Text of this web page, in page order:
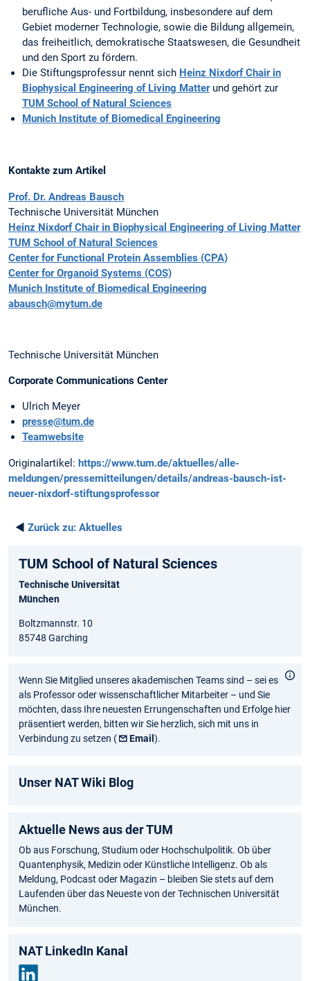
berufliche Aus- und Fortbildung, insbesondere auf dem
Gebiet moderner Technologie, sowie die Bildung allgemein,
das freiheitlich, demokratische Staatswesen, die Gesundheit
und den Sport zu fördern.
Die Stiftungsprofessur nennt sich Heinz Nixdorf Chair in
Biophysical Engineering of Living Matterund gehört zur
TUM School of Natural Sciences
Munich Institute of Biomedical Engineering
Kontakte zum Artikel
Prof. Dr. Andreas Bausch
Technische Universität München
Heinz Nixdorf Chair in Biophysical Engineering of Living Matter
TUM School of Natural Sciences
Center for Functional Protein Assemblies (CPA)
Center for Organoid Systems (COS)
Munich Institute of Biomedical Engineering
abausch@mytum.de
Technische Universität München
Corporate Communications Center
Ulrich Meyer
presse@tum.de
Teamwebsite
Originalartikel: https://www.tum.de/aktuelles/alle-
meldungen/pressemitteilungen/details/andreas-bausch-ist-
neuer-nixdorf-stiftungsprofessor
◄ Zurück zu: Aktuelles
TUM School of Natural Sciences
Technische Universität
München
Boltzmannstr. 10
85748 Garching
Wenn Sie Mitglied unseres akademischen Teams sind – sei es
als Professor oder wissenschaftlicher Mitarbeiter – und Sie
möchten, dass Ihre neuesten Errungenschaften und Erfolge hier
präsentiert werden, bitten wir Sie herzlich, sich mit uns in
Verbindung zu setzen (
Email).
Unser NAT Wiki Blog
Aktuelle News aus der TUM
Ob aus Forschung, Studium oder Hochschulpolitik. Ob über
Quantenphysik, Medizin oder Künstliche Intelligenz. Ob als
Meldung, Podcast oder Magazin – bleiben Sie stets auf dem
Laufenden über das Neueste von der Technischen Universität
München.
NAT LinkedIn Kanal